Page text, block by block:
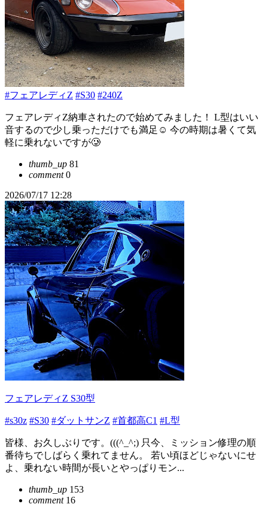
#フェアレディZ #S30 #240Z
フェアレディZ納車されたので始めてみました！ L型はいい
音するので少し乗っただけでも満足☺️ 今の時期は暑くて気
軽に乗れないですが🥲
thumb_up 81
comment0
2026/07/17 12:28
フェアレディZ S30型
#s30z #S30 #ダットサンZ #首都高C1 #L型
皆様、お久しぶりです。(((^_^;) 只今、ミッション修理の順
番待ちでしばらく乗れてません。 若い頃ほどじゃないにせ
よ、乗れない時間が長いとやっぱりモン...
thumb_up 153
comment16